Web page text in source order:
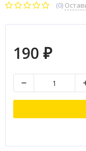
(0)
190 ₽